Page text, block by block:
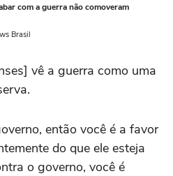
com a guerra não comoveram
Brasil
vê a guerra como uma
então você é a favor
do que ele esteja
o governo, você é